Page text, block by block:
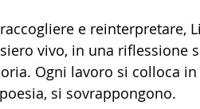
e reinterpretare,
vivo, in una riflessione
Ogni lavoro si colloca
si sovrappongono.